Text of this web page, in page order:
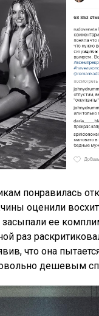
понравилась
оценили
засыпали ее
раз
что она
дешевым